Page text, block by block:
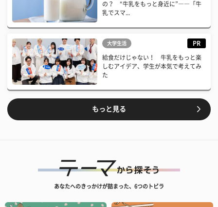
の？ “牛乳をもっと身近に”――「牛
乳でスマ...
大学生活 PR
給食だけじゃない！ 牛乳をもっと楽
しむアイデア、学生が本気で考えてみ
た
もっと見る
あなたへのきっかけが詰まった、6つのトビラ